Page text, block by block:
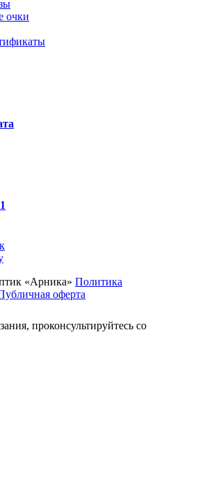
очки
«Арника» Политика
оферта
проконсультируйтесь со